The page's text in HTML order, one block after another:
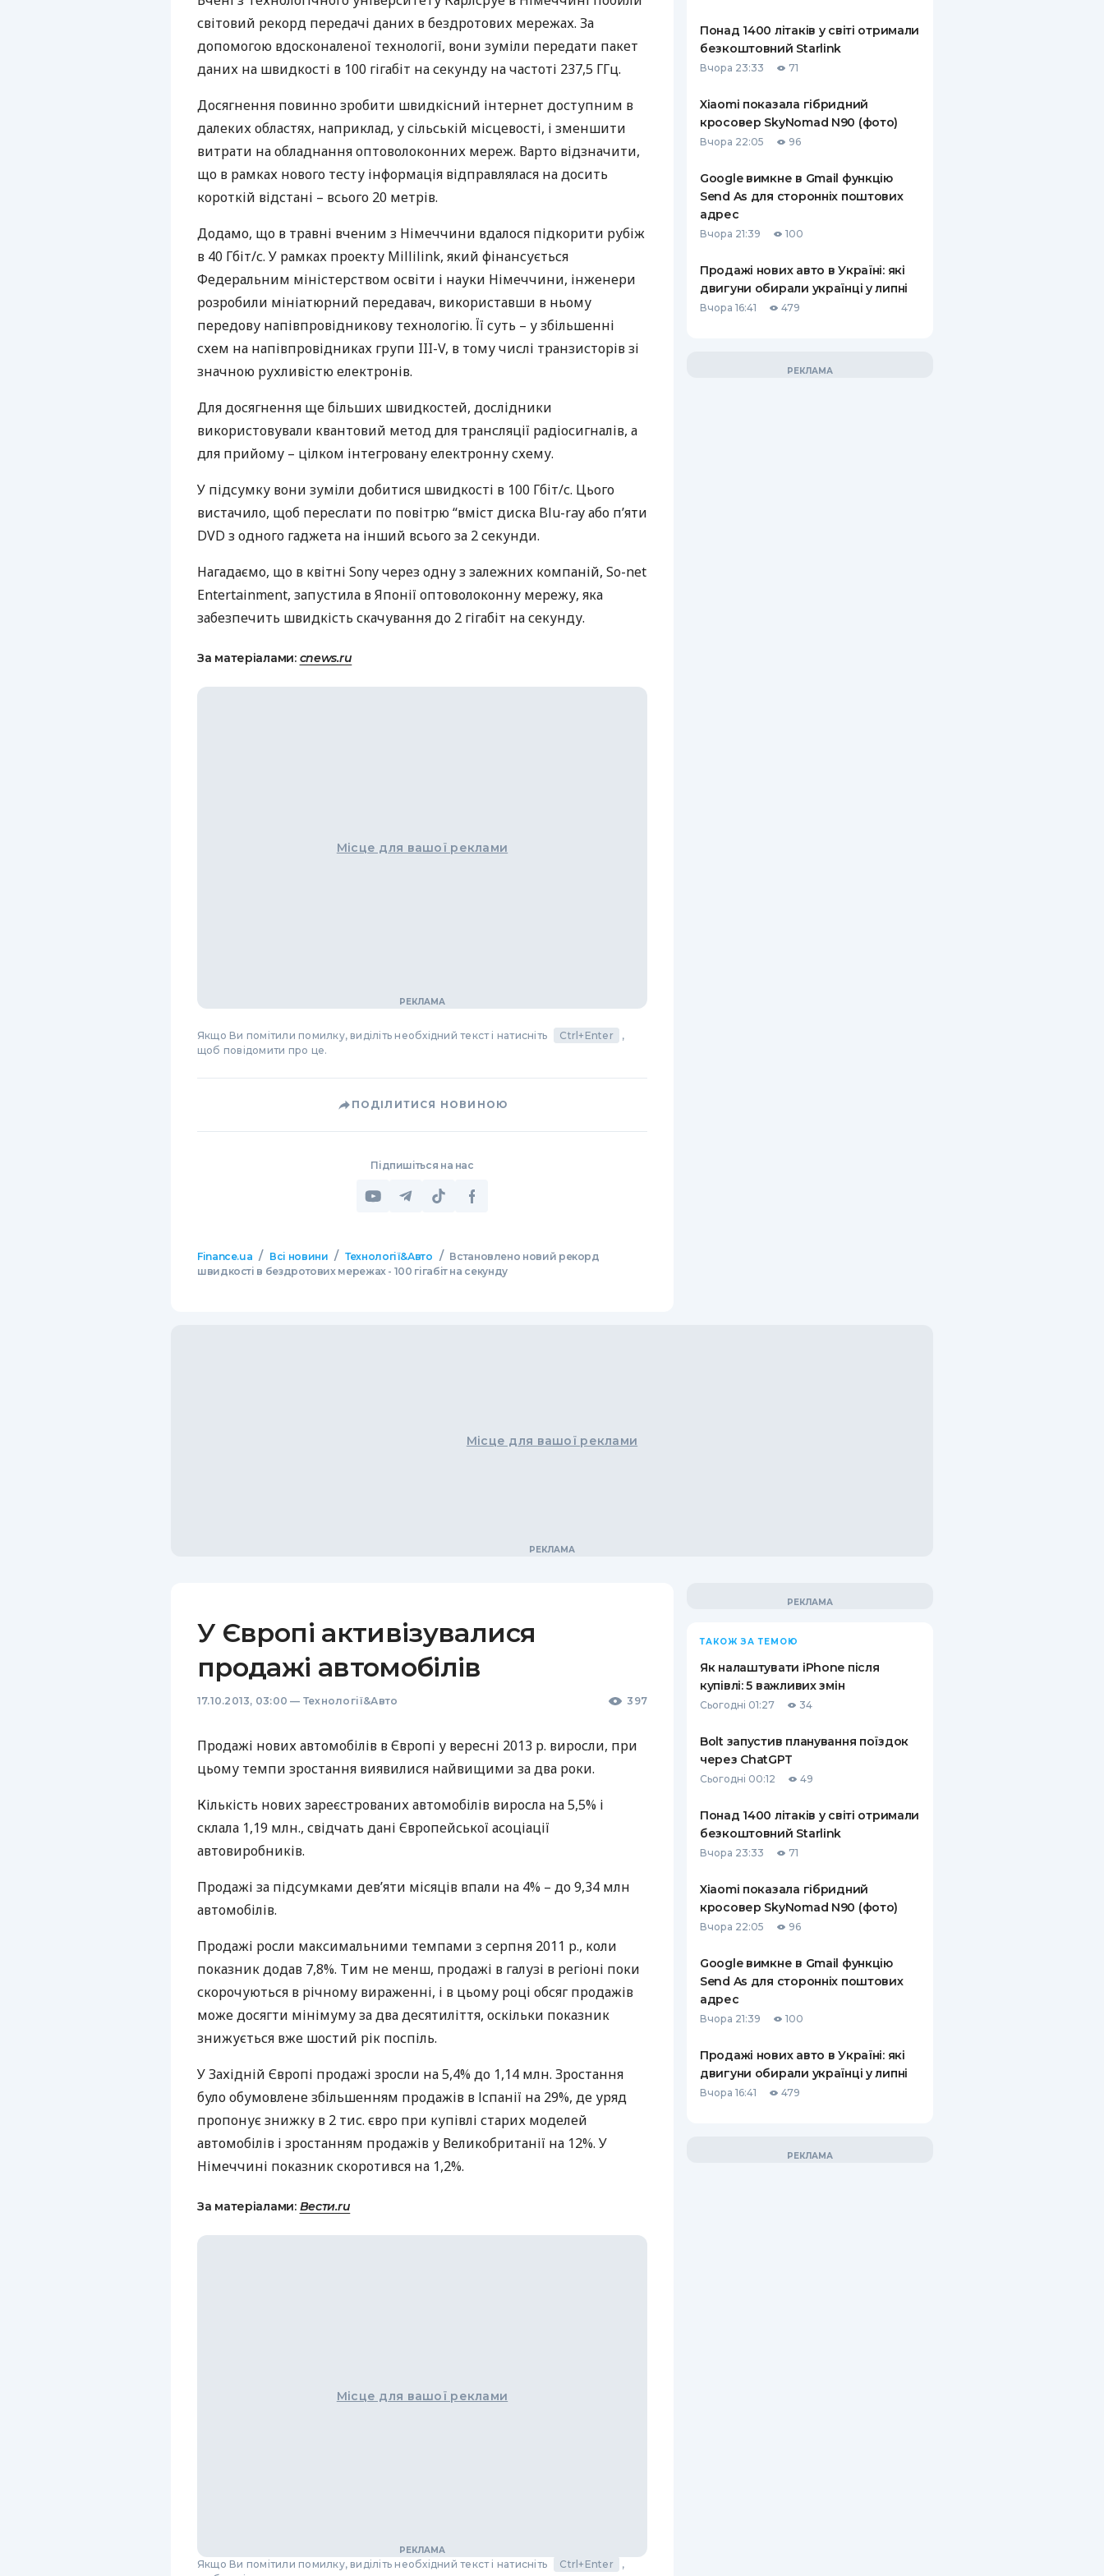
РЕЙТИНГ ДЕБЕТОВИХ
КАРТОК
ЩОМІСЯЧНИЙ ОГЛЯД
ПУТІВНИКИ ПО
ПУТІВНИКИ ПО
СТРАХУВАННЮ
ВСІ СТРАХОВІ ПОЛІСИ
СТРАХОВІ КОМПАНІЇ
ВІДГУКИ ПРО СТРАХОВІ
ДОСТАВКА І ОПЛАТА
КОНТАКТИ
світовий рекорд передачі даних в бездротових мережах. За
допомогою вдосконаленої технології, вони зуміли передати пакет
даних на швидкості в 100 гігабіт на секунду на частоті 237,5 ГГц.
Досягнення повинно зробити швидкісний інтернет доступним в
далеких областях, наприклад, у сільській місцевості, і зменшити
витрати на обладнання оптоволоконних мереж. Варто відзначити,
що в рамках нового тесту інформація відправлялася на досить
короткій відстані – всього 20 метрів.
Додамо, що в травні вченим з Німеччини вдалося підкорити рубіж
в 40 Гбіт/с. У рамках проекту Millilink, який фінансується
Федеральним міністерством освіти і науки Німеччини, інженери
розробили мініатюрний передавач, використавши в ньому
передову напівпровідникову технологію. Її суть – у збільшенні
схем на напівпровідниках групи III-V, в тому числі транзисторів зі
значною рухливістю електронів.
Для досягнення ще більших швидкостей, дослідники
використовували квантовий метод для трансляції радіосигналів, а
для прийому – цілком інтегровану електронну схему.
У підсумку вони зуміли добитися швидкості в 100 Гбіт/с. Цього
вистачило, щоб переслати по повітрю “вміст диска Blu-ray або п’яти
DVD з одного гаджета на інший всього за 2 секунди.
Нагадаємо, що в квітні Sony через одну з залежних компаній, So-net
Entertainment, запустила в Японії оптоволоконну мережу, яка
забезпечить швидкість скачування до 2 гігабіт на секунду.
За матеріалами: cnews.ru
Місце для вашої реклами
Якщо Ви помітили помилку, виділіть необхідний текст і натисніть Ctrl+Enter
,
щоб повідомити про це.
ПОДІЛИТИСЯ НОВИНОЮ
Підпишіться на нас
Finance.ua / Всі новини / Технології&Авто / Встановлено новий рекорд
швидкості в бездротових мережах - 100 гігабіт на секунду
Понад 1400 літаків у світі отримали
безкоштовний Starlink
Вчора 23:33 71
Xiaomi показала гібридний
кросовер SkyNomad N90 (фото)
Вчора 22:05 96
Google вимкне в Gmail функцію
Send As для сторонніх поштових
адрес
Вчора 21:39 100
Продажі нових авто в Україні: які
двигуни обирали українці у липні
Вчора 16:41 479
Місце для вашої реклами
У Європі активізувалися
продажі автомобілів
17.10.2013, 03:00 — Технології&Авто 397
Продажі нових автомобілів в Європі у вересні 2013 р. виросли, при
цьому темпи зростання виявилися найвищими за два роки.
Кількість нових зареєстрованих автомобілів виросла на 5,5% і
склала 1,19 млн., свідчать дані Європейської асоціації
автовиробників.
Продажі за підсумками дев’яти місяців впали на 4% – до 9,34 млн
автомобілів.
Продажі росли максимальними темпами з серпня 2011 р., коли
показник додав 7,8%. Тим не менш, продажі в галузі в регіоні поки
скорочуються в річному вираженні, і в цьому році обсяг продажів
може досягти мінімуму за два десятиліття, оскільки показник
знижується вже шостий рік поспіль.
У Західній Європі продажі зросли на 5,4% до 1,14 млн. Зростання
було обумовлене збільшенням продажів в Іспанії на 29%, де уряд
пропонує знижку в 2 тис. євро при купівлі старих моделей
автомобілів і зростанням продажів у Великобританії на 12%. У
Німеччині показник скоротився на 1,2%.
За матеріалами: Вести.ru
Місце для вашої реклами
Якщо Ви помітили помилку, виділіть необхідний текст і натисніть Ctrl+Enter
,
ТАКОЖ ЗА ТЕМОЮ
Як налаштувати iPhone після
купівлі: 5 важливих змін
Сьогодні 01:27 34
Bolt запустив планування поїздок
через ChatGPT
Сьогодні 00:12 49
Понад 1400 літаків у світі отримали
безкоштовний Starlink
Вчора 23:33 71
Xiaomi показала гібридний
кросовер SkyNomad N90 (фото)
Вчора 22:05 96
Google вимкне в Gmail функцію
Send As для сторонніх поштових
адрес
Вчора 21:39 100
Продажі нових авто в Україні: які
двигуни обирали українці у липні
Вчора 16:41 479